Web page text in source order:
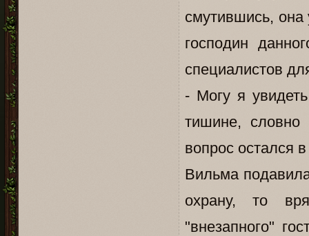
смутившись,
господин
специалистов
- Могу я
тишине,
вопрос остался
Вильма
охрану, то
"внезапного"